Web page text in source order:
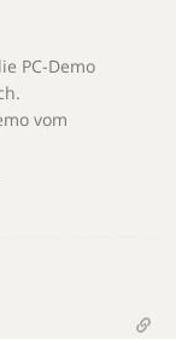
PC-Demo
vom